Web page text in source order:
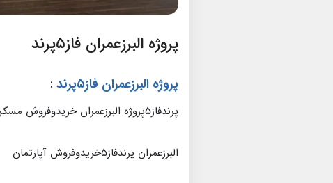
پروژه البرزعمران فاز۵پرند
پروژه البرزعمران فاز۵پرند :
پرندفاز۵پروژه البرزعمران خریدوفروش مسکن مهرپرند
البرزعمران پرندفاز۵خریدوفروش آپارتمان